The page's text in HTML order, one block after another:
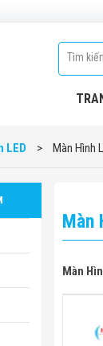
LED > Màn Hình
Màn
Màn